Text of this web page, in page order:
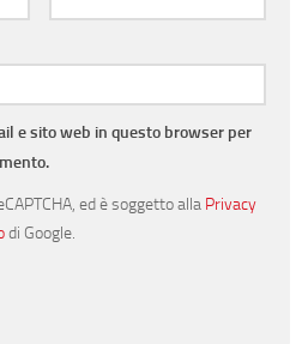
e sito web in questo browser per
ed è soggetto alla Privacy
di Google.